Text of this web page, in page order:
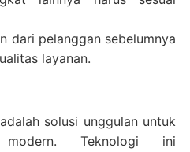
dari pelanggan sebelumnya
layanan.
solusi unggulan untuk
modern. Teknologi ini